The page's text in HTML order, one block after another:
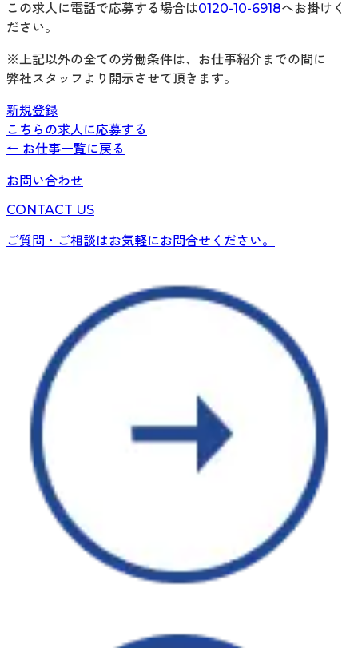
この求人に電話で応募する場合は0120-10-6918へお掛けく
ださい。
※上記以外の全ての労働条件は、お仕事紹介までの間に
弊社スタッフより開示させて頂きます。
新規登録
こちらの求人に応募する
← お仕事一覧に戻る
お問い合わせ
CONTACT US
ご質問・ご相談はお気軽にお問合せください。